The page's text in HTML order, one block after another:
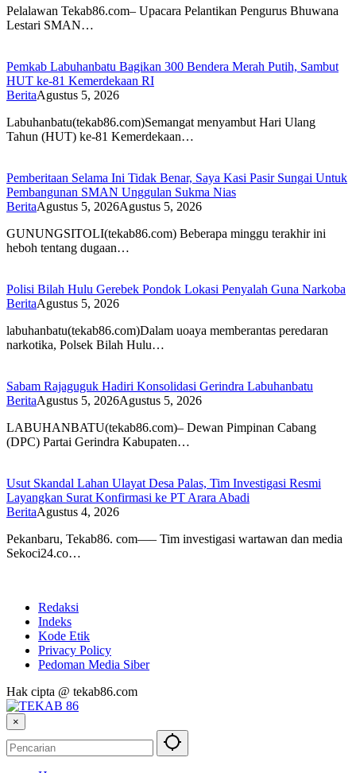
Pelalawan Tekab86.com– Upacara Pelantikan Pengurus Bhuwana
Lestari SMAN…
Pemkab Labuhanbatu Bagikan 300 Bendera Merah Putih, Sambut
HUT ke-81 Kemerdekaan RI
BeritaAgustus 5, 2026
Labuhanbatu(tekab86.com)Semangat menyambut Hari Ulang
Tahun (HUT) ke-81 Kemerdekaan…
Pemberitaan Selama Ini Tidak Benar, Saya Kasi Pasir Sungai Untuk
Pembangunan SMAN Unggulan Sukma Nias
BeritaAgustus 5, 2026Agustus 5, 2026
GUNUNGSITOLI(tekab86.com) Beberapa minggu terakhir ini
heboh tentang dugaan…
Polisi Bilah Hulu Gerebek Pondok Lokasi Penyalah Guna Narkoba
BeritaAgustus 5, 2026
labuhanbatu(tekab86.com)Dalam uoaya memberantas peredaran
narkotika, Polsek Bilah Hulu…
Sabam Rajaguguk Hadiri Konsolidasi Gerindra Labuhanbatu
BeritaAgustus 5, 2026Agustus 5, 2026
LABUHANBATU(tekab86.com)– Dewan Pimpinan Cabang
(DPC) Partai Gerindra Kabupaten…
Usut Skandal Lahan Ulayat Desa Palas, Tim Investigasi Resmi
Layangkan Surat Konfirmasi ke PT Arara Abadi
BeritaAgustus 4, 2026
Pekanbaru, Tekab86. com—– Tim investigasi wartawan dan media
⁠Sekoci24.co…
Redaksi
Indeks
Kode Etik
Privacy Policy
Pedoman Media Siber
Hak cipta @ tekab86.com
×